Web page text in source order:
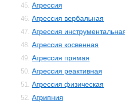
45. Агрессия
46. Агрессия вербальная
47. Агрессия
48. Агрессия косвенная
49. Агрессия прямая
50. Агрессия реактивная
51. Агрессия физическая
52. Агрипния